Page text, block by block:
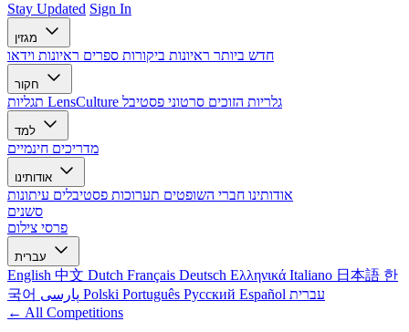
Stay Updated Sign In
מגזין
חדש ביותר ראיונות ביקורות ספרים ראיונות וידאו
חקור
תגליות LensCulture גלריות הזוכים סרטוני פסטיבל
למד
מדריכים חינמיים
אודותינו
אודותינו חברי השופטים תערוכות פסטיבלים עיתונות
סשנים
פרסי צילום
English 中文 Dutch Français Deutsch Ελληνικά Italiano 日本語 한
국어
Polski Português Русский Español עברית
← All Competitions